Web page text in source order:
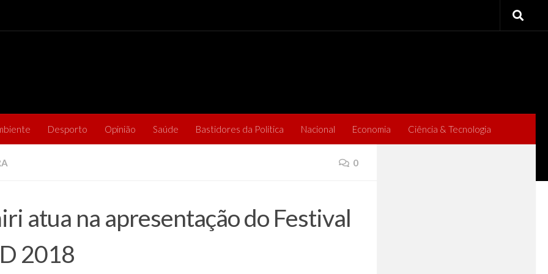
Desporto Opinião Saúde Bastidores da Política Nacional Economia Ciência & Tecnologia
0
atua na apresentação do Festival
2018